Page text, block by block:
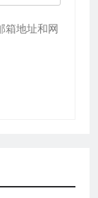
箱地址和网